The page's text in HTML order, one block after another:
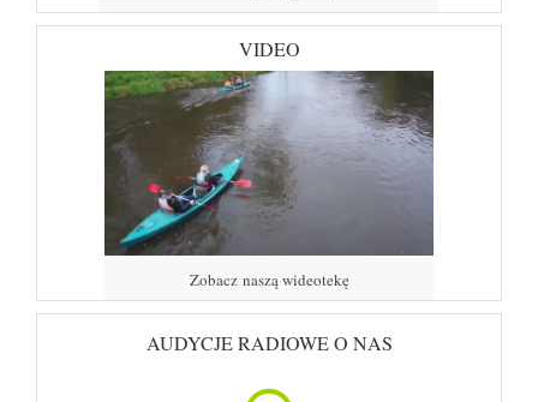
VIDEO
Zobacz naszą wideotekę
AUDYCJE RADIOWE O NAS